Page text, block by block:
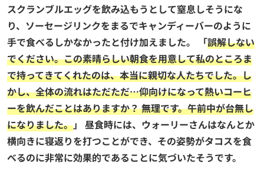
スクランブルエッグを飲み込もうとして窒息しそうにな
り、ソーセージリンクをまるでキャンディーバーのように
手で食べるしかなかったと付け加えました。 「誤解しない
でください。この素晴らしい朝食を用意して私のところま
で持ってきてくれたのは、本当に親切な人たちでした。し
かし、全体の流れはただただ…仰向けになって熱いコーヒ
ーを飲んだことはありますか？ 無理です。午前中が台無し
になりました。」 昼食時には、ウォーリーさんはなんとか
横向きに寝返りを打つことができ、その姿勢がタコスを食
べるのに非常に効果的であることに気づいたそうです。